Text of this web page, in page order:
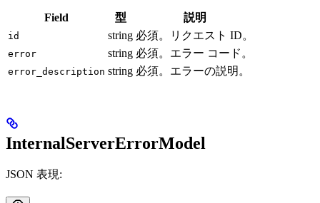
Field 型 説明
id string 必須。リクエスト ID。
error string 必須。エラー コード。
error_description string 必須。エラーの説明。
InternalServerErrorModel
JSON 表現: